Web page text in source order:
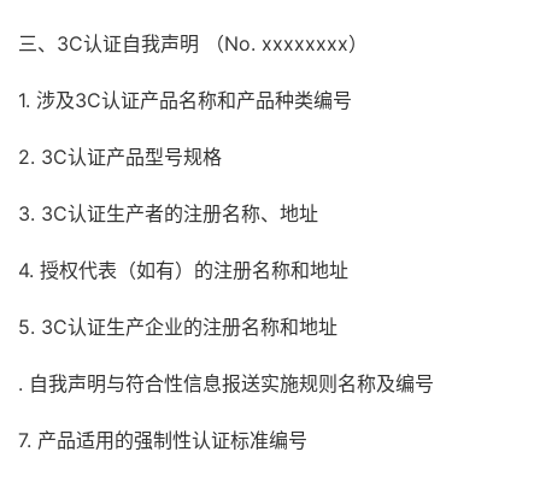
三、3C认证自我声明 （No. xxxxxxxx）
1. 涉及3C认证产品名称和产品种类编号
2. 3C认证产品型号规格
3. 3C认证生产者的注册名称、地址
4. 授权代表（如有）的注册名称和地址
5. 3C认证生产企业的注册名称和地址
. 自我声明与符合性信息报送实施规则名称及编号
7. 产品适用的强制性认证标准编号